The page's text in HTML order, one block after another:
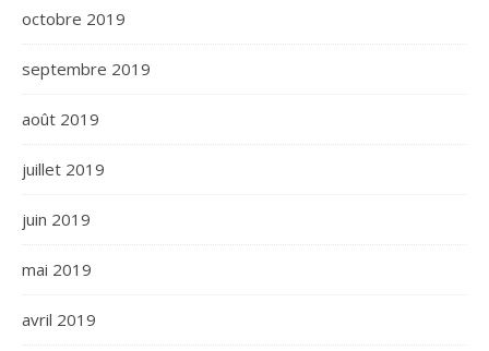
octobre 2019
septembre 2019
août 2019
juillet 2019
juin 2019
mai 2019
avril 2019